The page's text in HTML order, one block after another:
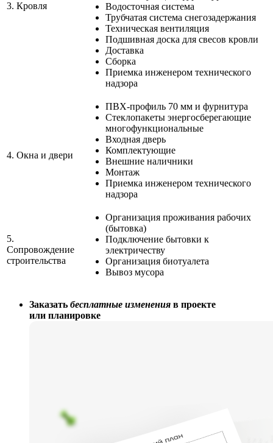
3. Кровля
Водосточная система
Трубчатая система снегозадержания
Техническая вентиляция
Подшивная доска для свесов кровли
Доставка
Сборка
Приемка инженером технического
надзора
4. Окна и двери
ПВХ-профиль 70 мм и фурнитура
Стеклопакеты энергосберегающие
многофункциональные
Входная дверь
Комплектующие
Внешние наличники
Монтаж
Приемка инженером технического
надзора
5.
Сопровождение
строительства
Организация проживания рабочих
(бытовка)
Подключение бытовки к
электричеству
Организация биотуалета
Вывоз мусора
Заказать бесплатные изменения в проекте
или планировке